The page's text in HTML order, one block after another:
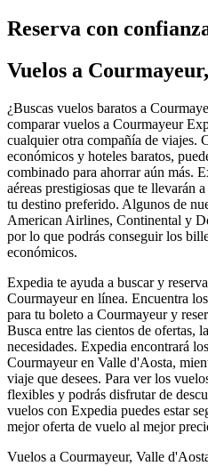
Reserva con
Vuelos a
¿Buscas vuelos baratos a
comparar vuelos a Courmayeur
cualquier otra compañía de viajes.
económicos y hoteles baratos,
combinado para ahorrar aún más.
aéreas prestigiosas que te llevarán
tu destino preferido. Algunos de
American Airlines, Continental y
por lo que podrás conseguir los
económicos.
Expedia te ayuda a buscar y
Courmayeur en línea. Encuentra
para tu boleto a Courmayeur y
Busca entre las cientos de ofertas,
necesidades. Expedia encontrará
Courmayeur en Valle d'Aosta,
viaje que desees. Para ver los
flexibles y podrás disfrutar de
vuelos con Expedia puedes estar
mejor oferta de vuelo al mejor
Vuelos a Courmayeur, Valle